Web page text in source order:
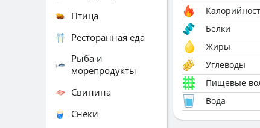
Белки
Жиры
Углеводы
Пищевые
Вода
Птица
Ресторанная еда
Рыба и
морепродукты
Свинина
Снеки